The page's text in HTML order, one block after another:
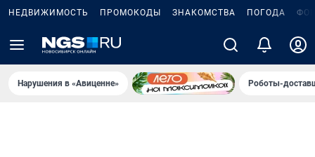
НЕДВИЖИМОСТЬ ПРОМОКОДЫ ЗНАКОМСТВА ПОГОДА
Нарушения в «Авиценне» Роботы-